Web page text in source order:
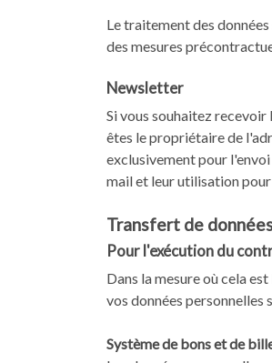
Le traitement des
des mesures
Newsletter
Si vous souhaitez
êtes le propriétaire de
exclusivement pour
mail et leur utilisation
Transfert de
Pour l'exécution du
Dans la mesure où cela
vos données personnelles
Système de bons et de